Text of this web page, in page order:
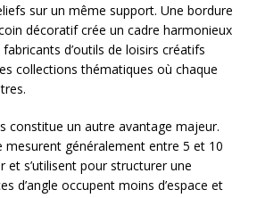
sur un même support. Une bordure
décoratif crée un cadre harmonieux
d’outils de loisirs créatifs
collections thématiques où chaque
constitue un autre avantage majeur.
mesurent généralement entre 5 et 10
et s’utilisent pour structurer une
d’angle occupent moins d’espace et